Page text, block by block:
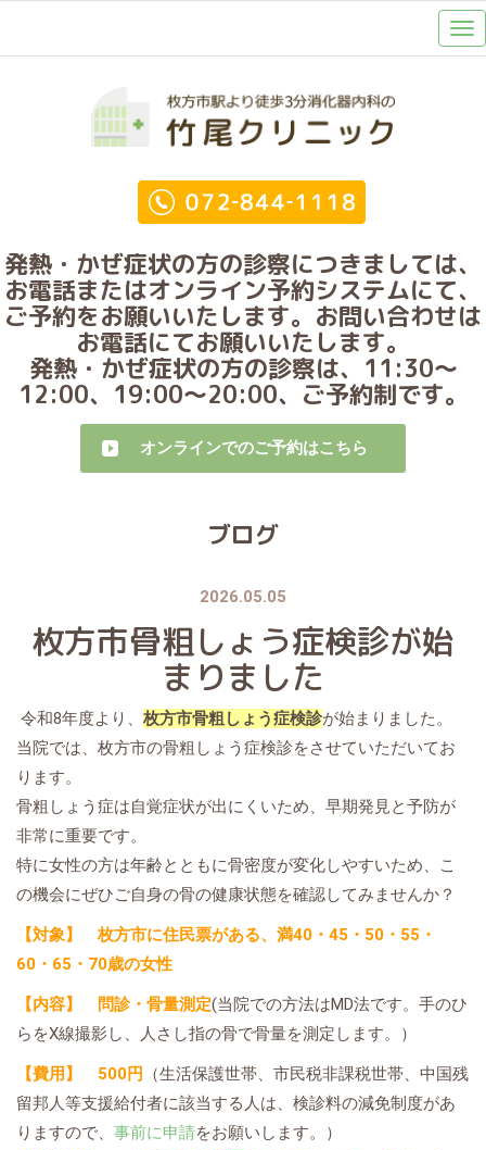
発熱・かぜ症状の方の診察につきましては、
お電話またはオンライン予約システムにて、
ご予約をお願いいたします。お問い合わせは
お電話にてお願いいたします。
発熱・かぜ症状の方の診察は、11:30～
12:00、19:00～20:00、ご予約制です。
オンラインでのご予約はこちら
ブログ
2026.05.05
枚方市骨粗しょう症検診が始
まりました
令和8年度より、 枚方市骨粗しょう症検診が始まりました。
当院では、枚方市の骨粗しょう症検診をさせていただいてお
ります。
骨粗しょう症は自覚症状が出にくいため、早期発見と予防が
非常に重要です。
特に女性の方は年齢とともに骨密度が変化しやすいため、こ
の機会にぜひご自身の骨の健康状態を確認してみませんか？
【対象】 枚方市に住民票がある、満40・45・50・55・
60・65・70歳の女性
【内容】 問診・骨量測定(当院での方法はMD法です。手のひ
らをX線撮影し、人さし指の骨で骨量を測定します。）
【費用】 500円
（生活保護世帯、市民税非課税世帯、中国残
留邦人等支援給付者に該当する人は、検診料の減免制度があ
りますので、 事前に申請をお願いします。）